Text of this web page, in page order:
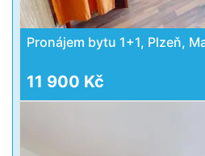
Pronájem bytu 1+1, Plzeň,
11 900 Kč